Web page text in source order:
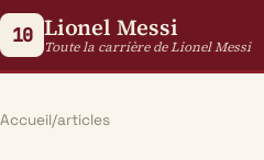
10 Lionel Messi
Toute la carrière de Lionel Messi
Accueil/articles